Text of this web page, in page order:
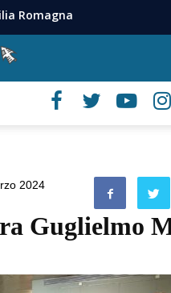
Romagna
2024
Guglielmo